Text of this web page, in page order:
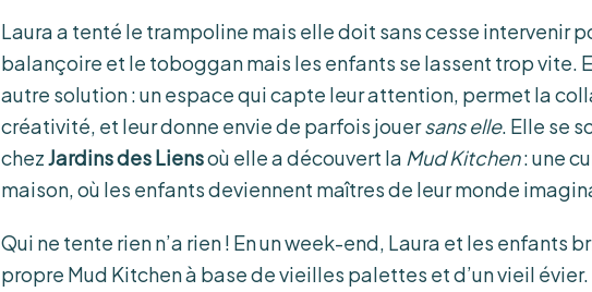
Laura a tenté le trampoline mais elle doit sans cesse intervenir
balançoire et le toboggan mais les enfants se lassent trop vite.
autre solution : un espace qui capte leur attention, permet la
créativité, et leur donne envie de parfois jouersans elle. Elle se
chezJardins des Liensoù elle a découvert la Mud Kitchen: une
maison, où les enfants deviennent maîtres de leur monde
Qui ne tente rien n’a rien ! En un week-end, Laura et les enfants
propre Mud Kitchen à base de vieilles palettes et d’un vieil